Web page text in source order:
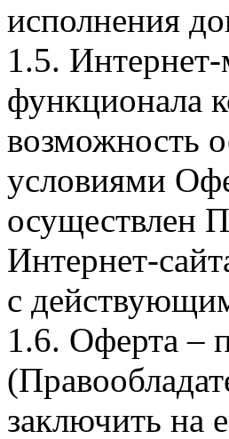
исполнения
1.5.
функционала
возможность
условиями
осуществлен
Интернет-
с
1.6. Оферта –
заключить на